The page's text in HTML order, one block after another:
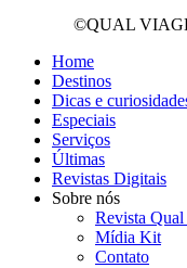
©QUAL
Home
Destinos
Dicas e
Especiais
Serviços
Últimas
Revistas Digitais
Sobre nós
Revista
Mídia Kit
Contato